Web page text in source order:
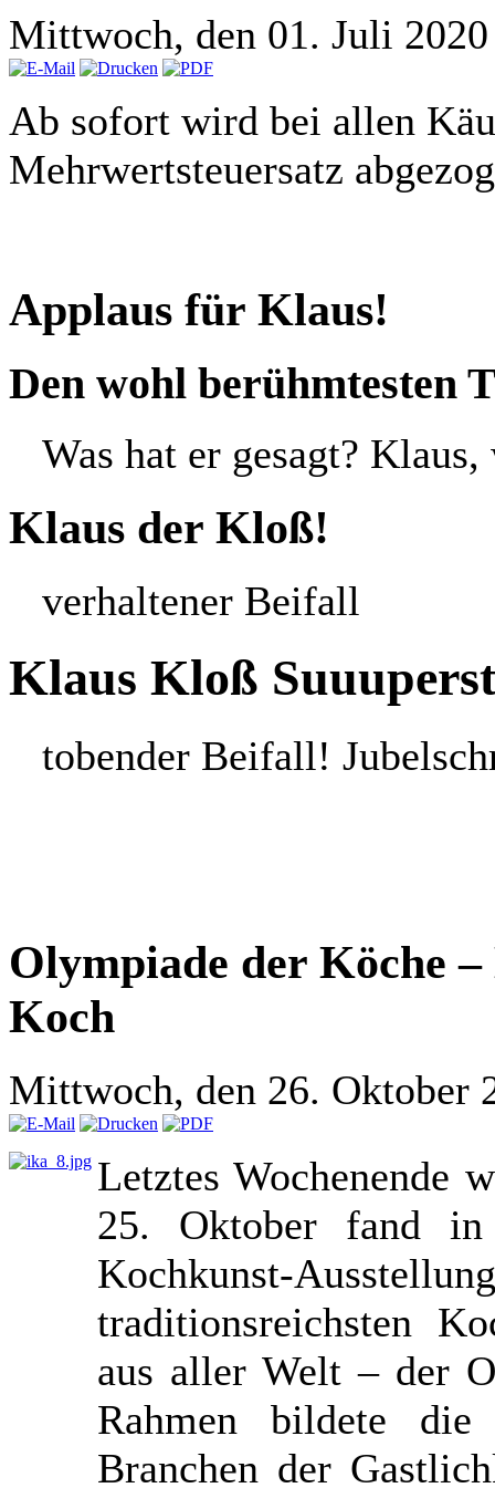
Mittwoch, den 01. Juli
Ab sofort wird bei allen
Mehrwertsteuersatz
Applaus für Klaus!
Den wohl berühmtesten
Was hat er gesagt? Klaus,
Klaus der Kloß!
verhaltener Beifall
Klaus Kloß
tobender Beifall!
Olympiade der Köche
Koch
Mittwoch, den 26. Oktober
Letztes Wochenende
25. Oktober fand
Kochkunst-
traditionsreichsten
aus aller Welt – der
Rahmen bildete
Branchen der